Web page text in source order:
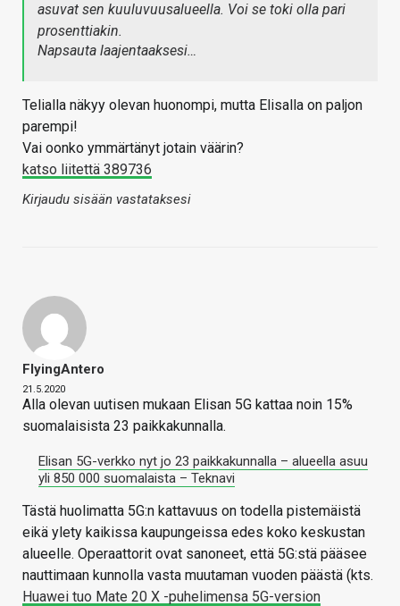
asuvat sen kuuluvuusalueella. Voi se toki olla pari
prosenttiakin.
Napsauta laajentaaksesi…
Telialla näkyy olevan huonompi, mutta Elisalla on paljon
parempi!
Vai oonko ymmärtänyt jotain väärin?
katso liitettä 389736
Kirjaudu sisään vastataksesi
FlyingAntero
21.5.2020
Alla olevan uutisen mukaan Elisan 5G kattaa noin 15%
suomalaisista 23 paikkakunnalla.
Elisan 5G-verkko nyt jo 23 paikkakunnalla – alueella asuu
yli 850 000 suomalaista – Teknavi
Tästä huolimatta 5G:n kattavuus on todella pistemäistä
eikä ylety kaikissa kaupungeissa edes koko keskustan
alueelle. Operaattorit ovat sanoneet, että 5G:stä pääsee
nauttimaan kunnolla vasta muutaman vuoden päästä (kts.
Huawei tuo Mate 20 X -puhelimensa 5G-version